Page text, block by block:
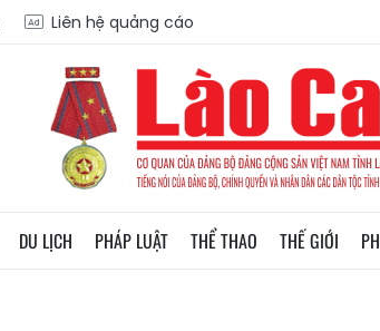
Liên hệ quảng cáo
DU LỊCH PHÁP LUẬT THỂ THAO THẾ GIỚI